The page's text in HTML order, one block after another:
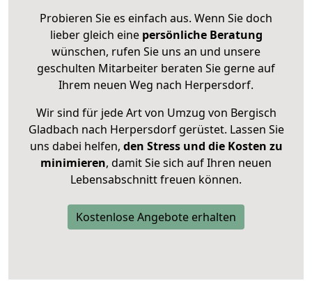
Probieren Sie es einfach aus. Wenn Sie doch
lieber gleich eine persönliche Beratung
wünschen, rufen Sie uns an und unsere
geschulten Mitarbeiter beraten Sie gerne auf
Ihrem neuen Weg nach Herpersdorf.
Wir sind für jede Art von Umzug von Bergisch
Gladbach nach Herpersdorf gerüstet. Lassen Sie
uns dabei helfen, den Stress und die Kosten zu
minimieren, damit Sie sich auf Ihren neuen
Lebensabschnitt freuen können.
Kostenlose Angebote erhalten